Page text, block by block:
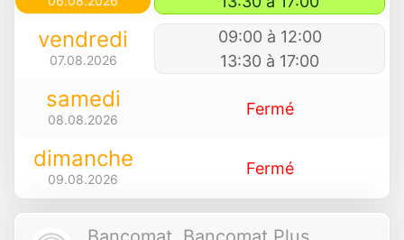
vendredi
07.08.2026
09:00 à 12:00
13:30 à 17:00
samedi
08.08.2026
Fermé
dimanche
09.08.2026
Fermé